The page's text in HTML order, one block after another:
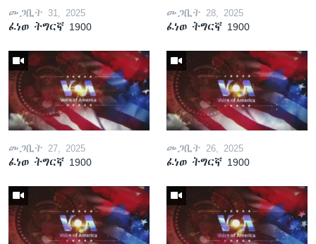
መጋቢት 31, 2025
ፈነወ ትግርኛ 1900
መጋቢት 28, 2025
ፈነወ ትግርኛ 1900
መጋቢት 27, 2025
ፈነወ ትግርኛ 1900
መጋቢት 26, 2025
ፈነወ ትግርኛ 1900